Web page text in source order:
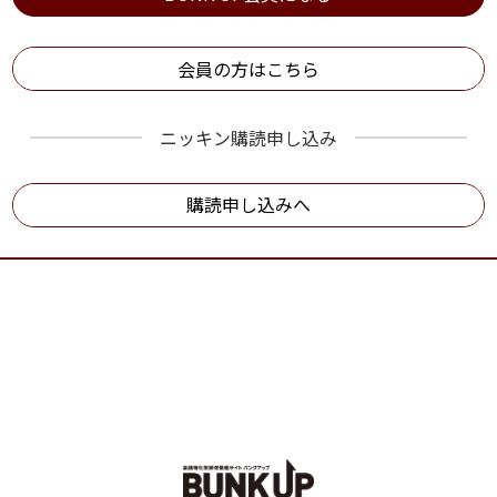
会員の方はこちら
ニッキン購読申し込み
購読申し込みへ